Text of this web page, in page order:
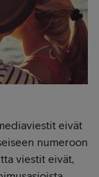
eivät
numeroon
viestit eivät,